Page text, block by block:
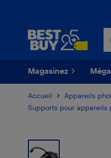
Magasinez
Accueil Appareils
Supports pour appareils